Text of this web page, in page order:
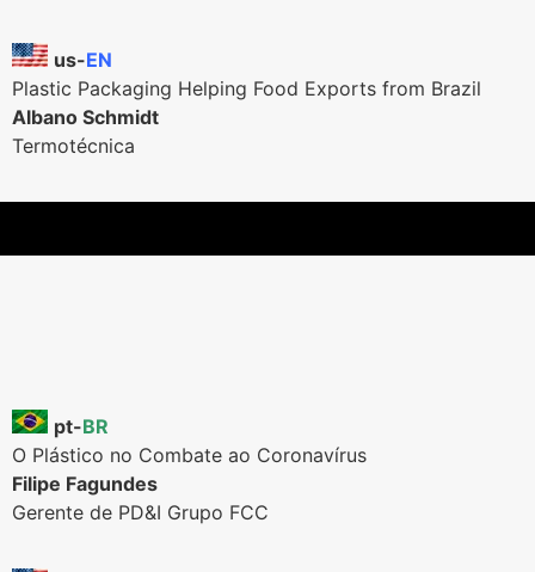
us-EN
Plastic Packaging Helping Food Exports from Brazil
Albano Schmidt
Termotécnica
pt-BR
O Plástico no Combate ao Coronavírus
Filipe Fagundes
Gerente de PD&I Grupo FCC